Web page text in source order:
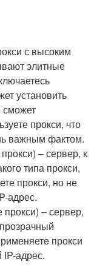
с высоким
элитные
установить
сможет
прокси, что
важным фактом.
– сервер, к
типа прокси,
прокси, но не
адрес.
– сервер,
прокси
адрес.